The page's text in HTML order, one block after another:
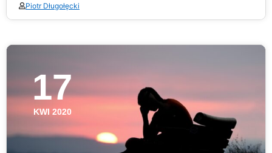
Piotr Długołęcki
17
KWI 2020